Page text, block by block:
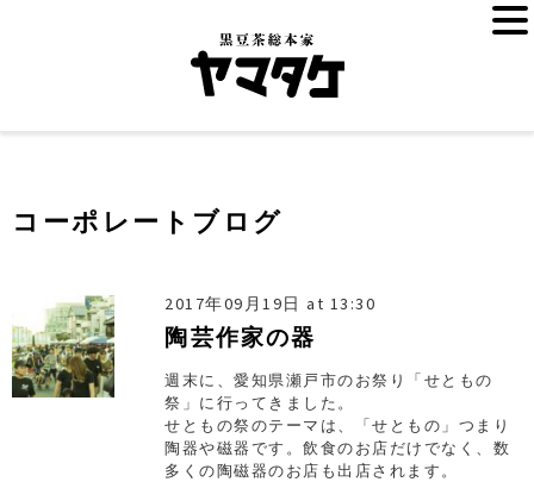
コーポレートブログ
2017年09月19日 at 13:30
陶芸作家の器
週末に、愛知県瀬戸市のお祭り「せともの
祭」に行ってきました。
せともの祭のテーマは、「せともの」つまり
陶器や磁器です。飲食のお店だけでなく、数
多くの陶磁器のお店も出店されます。